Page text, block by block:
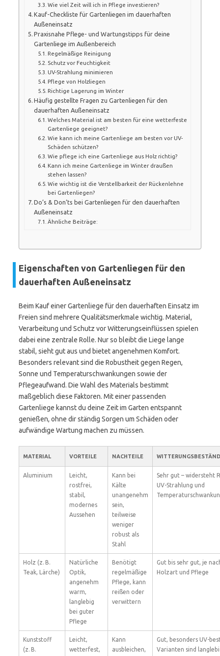
Wie viel Zeit will ich in Pflege investieren?
Kauf-Checkliste für Gartenliegen im dauerhaften
Außeneinsatz
Praxisnahe Pflege- und Wartungstipps für deine
Gartenliege im Außenbereich
Regelmäßige Reinigung
Schutz vor Feuchtigkeit
UV-Strahlung minimieren
Pflege von Holzliegen
Richtige Lagerung im Winter
Häufig gestellte Fragen zu Gartenliegen für den
dauerhaften Außeneinsatz
Welches Material ist am besten für eine wetterfeste
Gartenliege geeignet?
Wie kann ich meine Gartenliege am besten vor UV-
Schäden schützen?
Wie pflege ich eine Gartenliege aus Holz richtig?
Kann ich meine Gartenliege im Winter draußen
stehen lassen?
Wie wichtig ist die Verstellbarkeit der Rückenlehne
bei Gartenliegen?
Do’s & Don’ts bei Gartenliegen für den dauerhaften
Außeneinsatz
Ähnliche Beiträge:
Eigenschaften von Gartenliegen für den
dauerhaften Außeneinsatz
Beim Kauf einer Gartenliege für den dauerhaften Einsatz im
Freien sind mehrere Qualitätsmerkmale wichtig. Material,
Verarbeitung und Schutz vor Witterungseinflüssen spielen
dabei eine zentrale Rolle. Nur so bleibt die Liege lange
stabil, sieht gut aus und bietet angenehmen Komfort.
Besonders relevant sind die Robustheit gegen Regen,
Sonne und Temperaturschwankungen sowie der
Pflegeaufwand. Die Wahl des Materials bestimmt
maßgeblich diese Faktoren. Mit einer passenden
Gartenliege kannst du deine Zeit im Garten entspannt
genießen, ohne dir ständig Sorgen um Schäden oder
aufwändige Wartung machen zu müssen.
MATERIAL VORTEILE NACHTEILE
Aluminium
Leicht,
rostfrei,
stabil,
modernes
Aussehen
Kann bei
Kälte
unangenehm
sein,
teilweise
weniger
robust als
Stahl
Sehr gut – widersteht
UV-Strahlung und
Holz (z. B.
Teak, Lärche)
Natürliche
Optik,
angenehm
warm,
langlebig
bei guter
Pflege
Benötigt
regelmäßige
Pflege, kann
reißen oder
verwittern
Gut bis sehr gut, je
Holzart und Pflege
Kunststoff
(z. B.
Leicht,
wetterfest,
Kann
ausbleichen,
Gut, besonders UV-
Varianten sind